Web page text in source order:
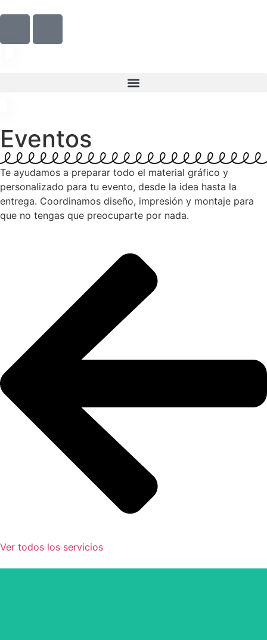
Eventos
Te ayudamos a preparar todo el material gráfico y
personalizado para tu evento, desde la idea hasta la
entrega. Coordinamos diseño, impresión y montaje para
que no tengas que preocuparte por nada.
Ver todos los servicios